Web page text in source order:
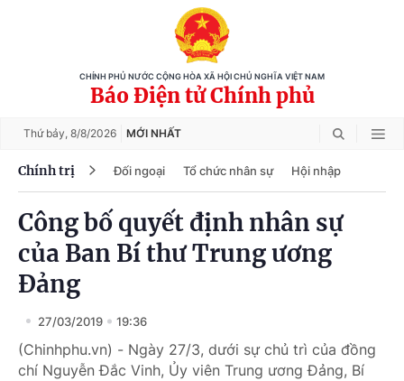
CHÍNH PHỦ NƯỚC CỘNG HÒA XÃ HỘI CHỦ NGHĨA VIỆT NAM
Báo Điện tử Chính phủ
Thứ bảy, 8/8/2026 MỚI NHẤT
Chính trị Đối ngoại Tổ chức nhân sự Hội nhập
Công bố quyết định nhân sự
của Ban Bí thư Trung ương
Đảng
27/03/2019 19:36
(Chinhphu.vn) - Ngày 27/3, dưới sự chủ trì của đồng
chí Nguyễn Đắc Vinh, Ủy viên Trung ương Đảng, Bí